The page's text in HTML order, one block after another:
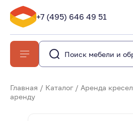
+7 (495) 646 49 51
Главная / Каталог / Аренда кресел
аренду